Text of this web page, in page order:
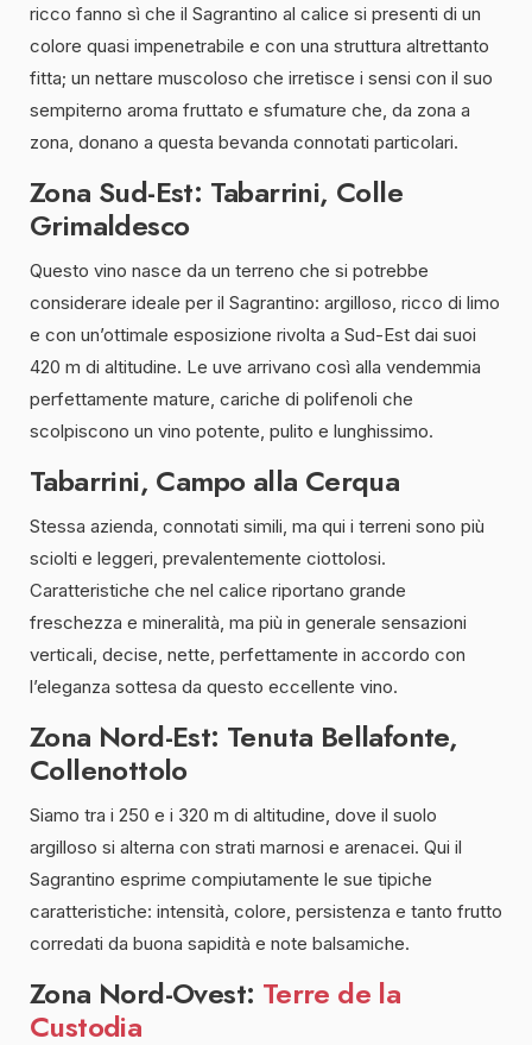
ricco fanno sì che il Sagrantino al calice si presenti di un
colore quasi impenetrabile e con una struttura altrettanto
fitta; un nettare muscoloso che irretisce i sensi con il suo
sempiterno aroma fruttato e sfumature che, da zona a
zona, donano a questa bevanda connotati particolari.
Zona Sud-Est: Tabarrini, Colle
Grimaldesco
Questo vino nasce da un terreno che si potrebbe
considerare ideale per il Sagrantino: argilloso, ricco di limo
e con un’ottimale esposizione rivolta a Sud-Est dai suoi
420 m di altitudine. Le uve arrivano così alla vendemmia
perfettamente mature, cariche di polifenoli che
scolpiscono un vino potente, pulito e lunghissimo.
Tabarrini, Campo alla Cerqua
Stessa azienda, connotati simili, ma qui i terreni sono più
sciolti e leggeri, prevalentemente ciottolosi.
Caratteristiche che nel calice riportano grande
freschezza e mineralità, ma più in generale sensazioni
verticali, decise, nette, perfettamente in accordo con
l’eleganza sottesa da questo eccellente vino.
Zona Nord-Est: Tenuta Bellafonte,
Collenottolo
Siamo tra i 250 e i 320 m di altitudine, dove il suolo
argilloso si alterna con strati marnosi e arenacei. Qui il
Sagrantino esprime compiutamente le sue tipiche
caratteristiche: intensità, colore, persistenza e tanto frutto
corredati da buona sapidità e note balsamiche.
Zona Nord-Ovest: Terre de la
Custodia